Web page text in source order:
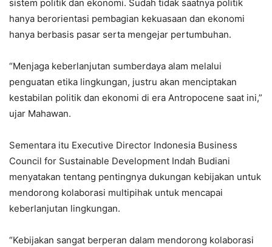
sistem politik dan ekonomi. Sudah tidak saatnya politik
hanya berorientasi pembagian kekuasaan dan ekonomi
hanya berbasis pasar serta mengejar pertumbuhan.
“Menjaga keberlanjutan sumberdaya alam melalui
penguatan etika lingkungan, justru akan menciptakan
kestabilan politik dan ekonomi di era Antropocene saat ini,”
ujar Mahawan.
Sementara itu Executive Director Indonesia Business
Council for Sustainable Development Indah Budiani
menyatakan tentang pentingnya dukungan kebijakan untuk
mendorong kolaborasi multipihak untuk mencapai
keberlanjutan lingkungan.
“Kebijakan sangat berperan dalam mendorong kolaborasi